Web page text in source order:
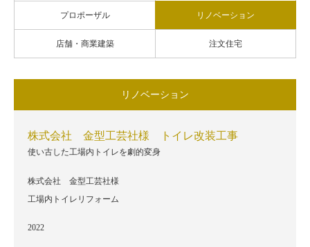
プロポーザル リノベーション
店舗・商業建築 注文住宅
リノベーション
株式会社 金型工芸社様 トイレ改装工事
使い古した工場内トイレを劇的変身
株式会社 金型工芸社様
工場内トイレリフォーム
2022